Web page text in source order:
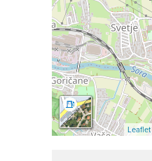
Leaflet